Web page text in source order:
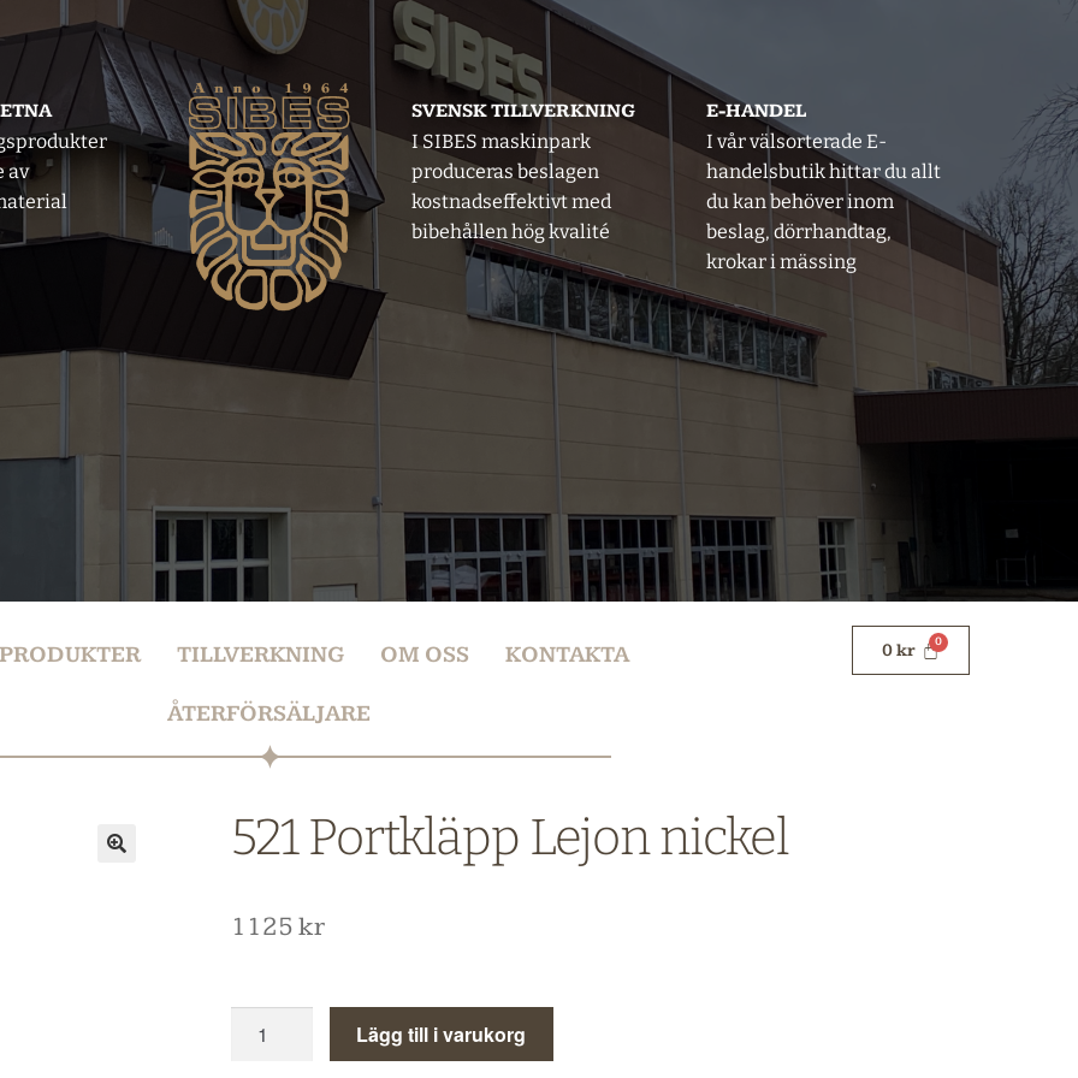
av
SVENSK TILLVERKNING
I SIBES maskinpark
produceras beslagen
kostnadseffektivt med
bibehållen hög kvalité
E-HANDEL
I vår välsorterade E-
handelsbutik hittar du allt
du kan behöver inom
beslag, dörrhandtag,
krokar i mässing
PRODUKTER TILLVERKNING OM OSS KONTAKTA
ÅTERFÖRSÄLJARE
0kr
521 Portkläpp Lejon nickel
1125kr
Lägg till i varukorg